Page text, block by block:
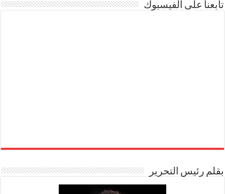
تابعنا على الفيسبوك
بقلم رئيس التحرير